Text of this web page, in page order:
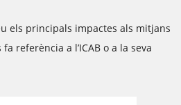
els principals impactes als mitjans
referència a l’ICAB o a la seva